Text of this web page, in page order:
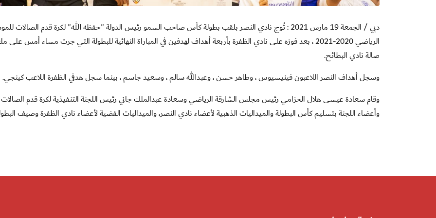
دبي / الجمعة 19 مارس 2021 : تُوج نادي النصر بلقب بطولة كأس صاحب السمو رئيس الدولة "حفظه الله" لكرة قدم الصالات
الرياضي 2020-2021 ، بعد فوزه على نادي الظفرة بأربعة أهداف لهدفين في المباراة النهائية للبطولة التي جرت مساء أمس
صالة نادي البطائح.
وسجل أهداف النصر اللاعبون فينيسيوس ، وطاهر حسن ، وعبدالله سالم ، وسعيد جاسم ، بينما سجل هدفي الظفرة اللاعب كينجي.
وقام سعادة عيسى هلال الحزامي رئيس مجلس الشارقة الرياضي وسعادة عبدالملك جاني رئيس اللجنة التنفيذية لكرة قدم الصالات
وأعضاء اللجنة بتسليم كأس البطولة والميداليات الذهبية لأعضاء نادي النصر، والميداليات الفضية لأعضاء نادي الظفرة وصيف